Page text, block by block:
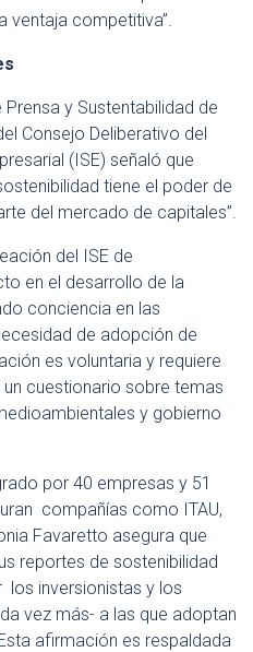
ventaja competitiva”.
y Sustentabilidad de
Consejo Deliberativo del
(ISE) señaló que
tiene el poder de
del mercado de capitales”.
del ISE de
en el desarrollo de la
conciencia en las
de adopción de
es voluntaria y requiere
cuestionario sobre temas
y gobierno
por 40 empresas y 51
compañías como ITAU,
Favaretto asegura que
reportes de sostenibilidad
inversionistas y los
vez más- a las que adoptan
afirmación es respaldada